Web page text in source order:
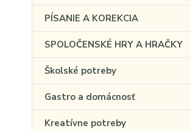
PÍSANIE A KOREKCIA
SPOLOČENSKÉ HRY A HRAČKY
Školské potreby
Gastro a domácnosť
Kreatívne potreby